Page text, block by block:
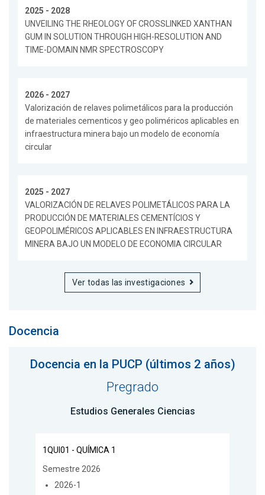
2025 - 2028
UNVEILING THE RHEOLOGY OF CROSSLINKED XANTHAN
GUM IN SOLUTION THROUGH HIGH-RESOLUTION AND
TIME-DOMAIN NMR SPECTROSCOPY
2026 - 2027
Valorización de relaves polimetálicos para la producción
de materiales cementicos y geo poliméricos aplicables en
infraestructura minera bajo un modelo de economía
circular
2025 - 2027
VALORIZACIÓN DE RELAVES POLIMETÁLICOS PARA LA
PRODUCCIÓN DE MATERIALES CEMENTÍCIOS Y
GEOPOLIMÉRICOS APLICABLES EN INFRAESTRUCTURA
MINERA BAJO UN MODELO DE ECONOMIA CIRCULAR
Ver todas las investigaciones
Docencia
Docencia en la PUCP (últimos 2 años)
Pregrado
Estudios Generales Ciencias
1QUI01 - QUÍMICA 1
Semestre 2026
2026-1